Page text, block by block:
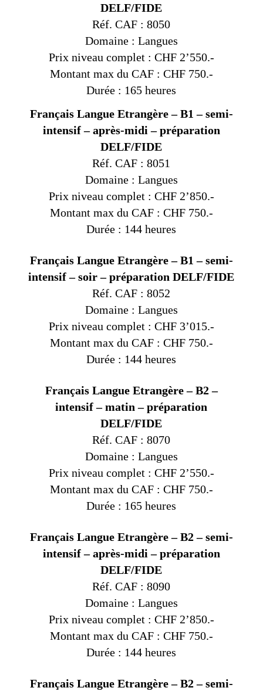
DELF/FIDE
Réf. CAF : 8050
Domaine : Langues
Prix niveau complet : CHF 2’550.-
Montant max du CAF : CHF 750.-
Durée : 165 heures
Français Langue Etrangère – B1 – semi-
intensif – après-midi – préparation
DELF/FIDE
Réf. CAF : 8051
Domaine : Langues
Prix niveau complet : CHF 2’850.-
Montant max du CAF : CHF 750.-
Durée : 144 heures
Français Langue Etrangère – B1 – semi-
intensif – soir – préparation DELF/FIDE
Réf. CAF : 8052
Domaine : Langues
Prix niveau complet : CHF 3’015.-
Montant max du CAF : CHF 750.-
Durée : 144 heures
Français Langue Etrangère – B2 –
intensif – matin – préparation
DELF/FIDE
Réf. CAF : 8070
Domaine : Langues
Prix niveau complet : CHF 2’550.-
Montant max du CAF : CHF 750.-
Durée : 165 heures
Français Langue Etrangère – B2 – semi-
intensif – après-midi – préparation
DELF/FIDE
Réf. CAF : 8090
Domaine : Langues
Prix niveau complet : CHF 2’850.-
Montant max du CAF : CHF 750.-
Durée : 144 heures
Français Langue Etrangère – B2 – semi-